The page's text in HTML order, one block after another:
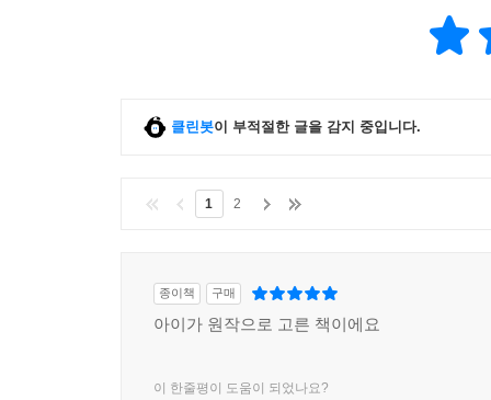
클린봇이 부적절한 글을 감지 중입니다.
1 2
종이책 구매
아이가 원작으로 고른 책이에요
이 한줄평이 도움이 되었나요?